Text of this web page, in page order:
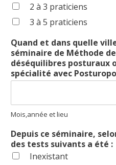
2 à 3 praticiens
3 à 5 praticiens
Quand et dans quelle
séminaire de Méthode
déséquilibres posturaux
spécialité avec
Mois,année et lieu
Depuis ce séminaire,
des tests suivants a été :
Inexistant